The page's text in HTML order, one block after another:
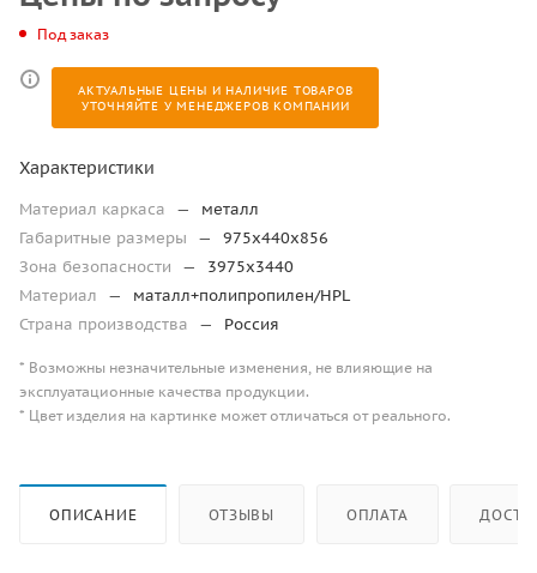
Под заказ
АКТУАЛЬНЫЕ ЦЕНЫ И НАЛИЧИЕ ТОВАРОВ
УТОЧНЯЙТЕ У МЕНЕДЖЕРОВ КОМПАНИИ
Характеристики
Материал каркаса —
металл
Габаритные размеры
—
975х440х856
Зона безопасности
—
3975х3440
Материал
—
маталл+полипропилен/HPL
Страна производства
— Россия
* Возможны незначительные изменения, не влияющие на
эксплуатационные качества продукции.
* Цвет изделия на картинке может отличаться от реального.
ОПИСАНИЕ ОТЗЫВЫ ОПЛАТА